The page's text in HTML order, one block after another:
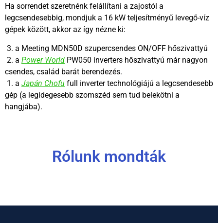
Ha sorrendet szeretnénk felállítani a zajostól a
legcsendesebbig, mondjuk a 16 kW teljesítményű levegő-víz
gépek között, akkor az így nézne ki:
3. a Meeting MDN50D szupercsendes ON/OFF hőszivattyú
2. a Power World PW050 inverters hőszivattyú már nagyon
csendes, család barát berendezés.
1. a Japán Chofu full inverter technológiájú a legcsendesebb
gép (a legidegesebb szomszéd sem tud belekötni a
hangjába).
Rólunk mondták